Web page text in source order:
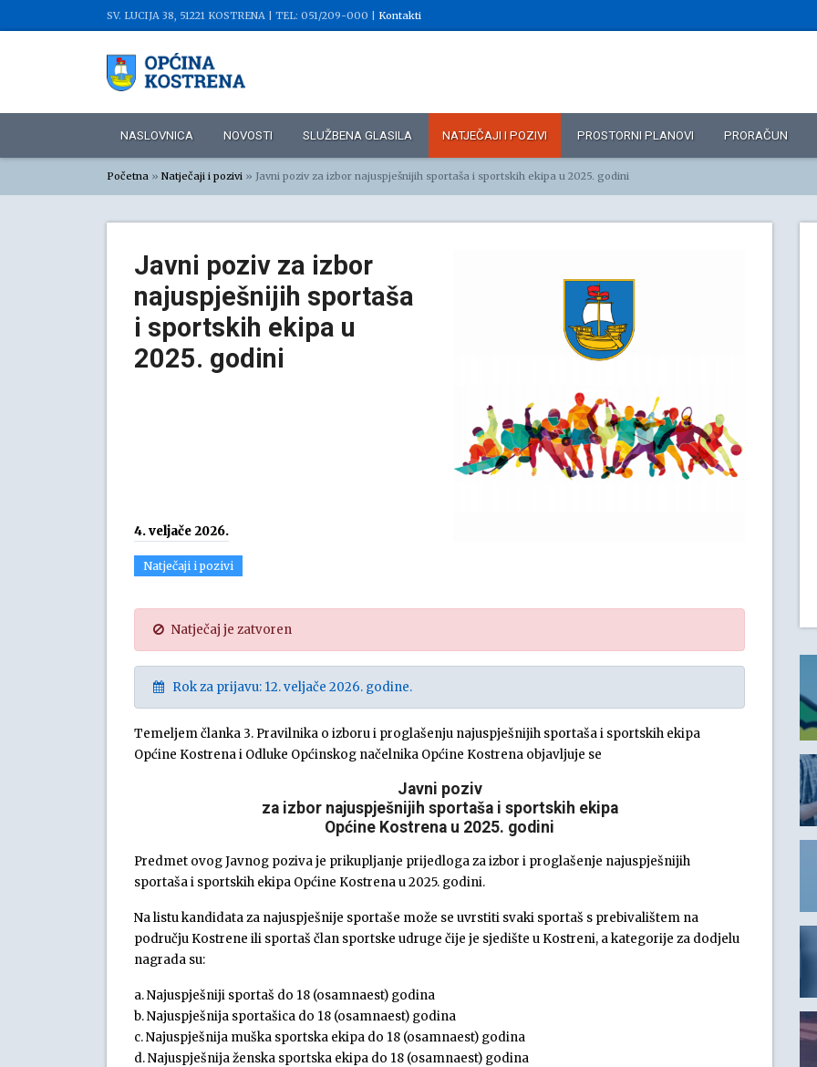
SV. LUCIJA 38, 51221 KOSTRENA | TEL: 051/209-000 | Kontakti
NASLOVNICA NOVOSTI SLUŽBENA GLASILA NATJEČAJI I POZIVI PROSTORNI PLANOVI PRORAČUN
Početna » Natječaji i pozivi » Javni poziv za izbor najuspješnijih sportaša i sportskih ekipa u 2025. godini
Javni poziv za izbor
najuspješnijih sportaša
i sportskih ekipa u
2025. godini
4. veljače 2026.
Natječaji i pozivi
Natječaj je zatvoren
Rok za prijavu: 12. veljače 2026. godine.
Temeljem članka 3. Pravilnika o izboru i proglašenju najuspješnijih sportaša i sportskih ekipa
Općine Kostrena i Odluke Općinskog načelnika Općine Kostrena objavljuje se
Javni poziv
za izbor najuspješnijih sportaša i sportskih ekipa
Općine Kostrena u 2025. godini
Predmet ovog Javnog poziva je prikupljanje prijedloga za izbor i proglašenje najuspješnijih
sportaša i sportskih ekipa Općine Kostrena u 2025. godini.
Na listu kandidata za najuspješnije sportaše može se uvrstiti svaki sportaš s prebivalištem na
području Kostrene ili sportaš član sportske udruge čije je sjedište u Kostreni, a kategorije za dodjelu
nagrada su:
a. Najuspješniji sportaš do 18 (osamnaest) godina
b. Najuspješnija sportašica do 18 (osamnaest) godina
c. Najuspješnija muška sportska ekipa do 18 (osamnaest) godina
d. Najuspješnija ženska sportska ekipa do 18 (osamnaest) godina